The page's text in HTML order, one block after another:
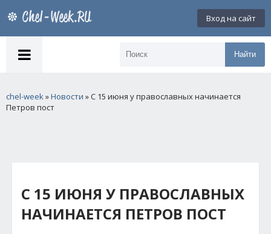
Вход на сайт
Найти
chel-week»Новости » С 15 июня у православных начинается
Петров пост
С 15 ИЮНЯ У ПРАВОСЛАВНЫХ
НАЧИНАЕТСЯ ПЕТРОВ ПОСТ